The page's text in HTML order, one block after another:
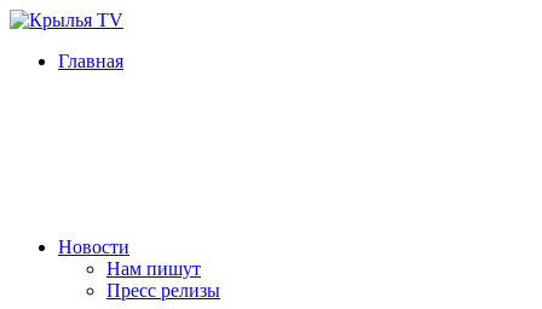
Главная
Новости
Нам пишут
Пресс релизы